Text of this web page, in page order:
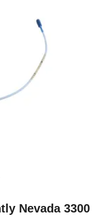
Nevada 3300